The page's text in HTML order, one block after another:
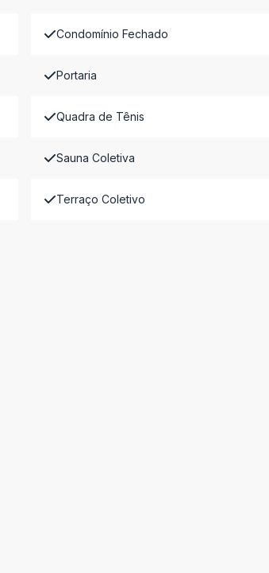
Condomínio Fechado
Portaria
Quadra de Tênis
Sauna Coletiva
Terraço Coletivo